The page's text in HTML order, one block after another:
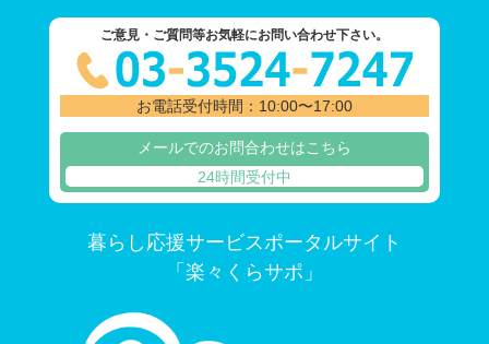
ご意見・ご質問等お気軽にお問い合わせ下さい。
お電話受付時間：10:00〜17:00
メールでのお問合わせはこちら
24時間受付中
暮らし応援サービスポータルサイト
「楽々くらサポ」